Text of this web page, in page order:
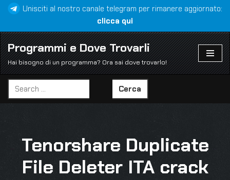
al
contenuto
Unisciti al nostro canale telegram per rimanere aggiornato:
clicca qui
Programmi e Dove Trovarli
Hai bisogno di un programma? Ora sai dove trovarlo!
Cerca
Tenorshare Duplicate
File Deleter ITA crack